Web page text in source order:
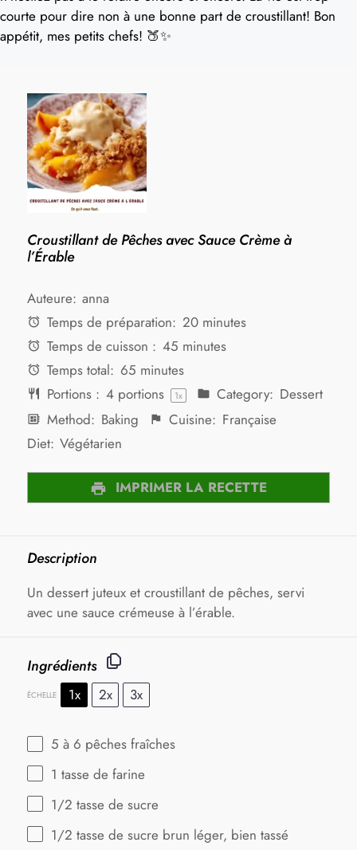
courte pour dire non à une bonne part de croustillant! Bon
appétit, mes petits chefs! 🍑✨
Croustillant de Pêches avec Sauce Crème à
l’Érable
Auteure: anna
Temps de préparation: 20 minutes
Temps de cuisson : 45 minutes
Temps total: 65 minutes
Portions : 4portions 1x Category: Dessert
Method: Baking Cuisine: Française
Diet: Végétarien
IMPRIMER LA RECETTE
Description
Un dessert juteux et croustillant de pêches, servi
avec une sauce crémeuse à l’érable.
Ingrédients
ÉCHELLE 1x 2x 3x
5 à 6 pêches fraîches
1 tasse de farine
1/2 tasse de sucre
1/2 tasse de sucre brun léger, bien tassé